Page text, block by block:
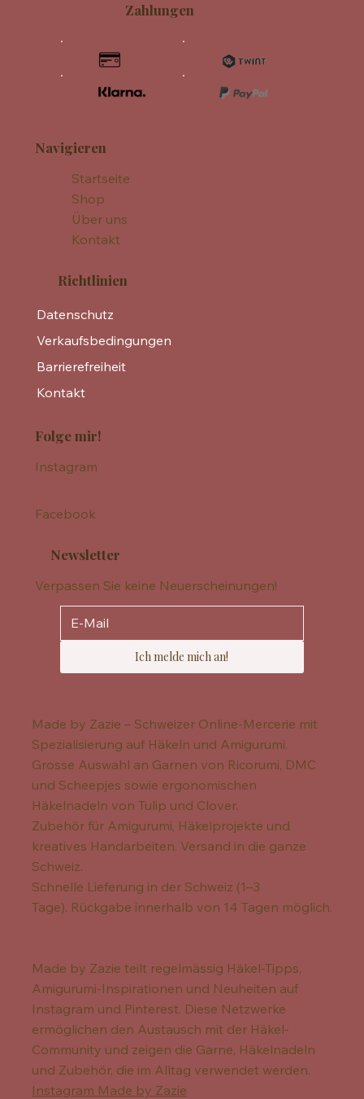
Navigieren
Startseite
Shop
Über uns
Kontakt
Richtlinien
Datenschutz
Verkaufsbedingungen
Barrierefreiheit
Kontakt
Folge mir!
Instagram
Facebook
Newsletter
Verpassen Sie keine Neuerscheinungen!
Ich melde mich an!
Made by Zazie – Schweizer Online-Mercerie mit
Spezialisierung auf Häkeln und Amigurumi.
Grosse Auswahl an Garnen von Ricorumi, DMC
und Scheepjes sowie ergonomischen
Häkelnadeln von Tulip und Clover.
Zubehör für Amigurumi, Häkelprojekte und
kreatives Handarbeiten. Versand in die ganze
Schweiz.
Schnelle Lieferung in der Schweiz (1–3
Tage). Rückgabe innerhalb von 14 Tagen möglich.
Made by Zazie teilt regelmässig Häkel-Tipps,
Amigurumi-Inspirationen und Neuheiten auf
Instagram und Pinterest. Diese Netzwerke
ermöglichen den Austausch mit der Häkel-
Community und zeigen die Garne, Häkelnadeln
und Zubehör, die im Alltag verwendet werden.
Instagram Made by Zazie
Zahlungen